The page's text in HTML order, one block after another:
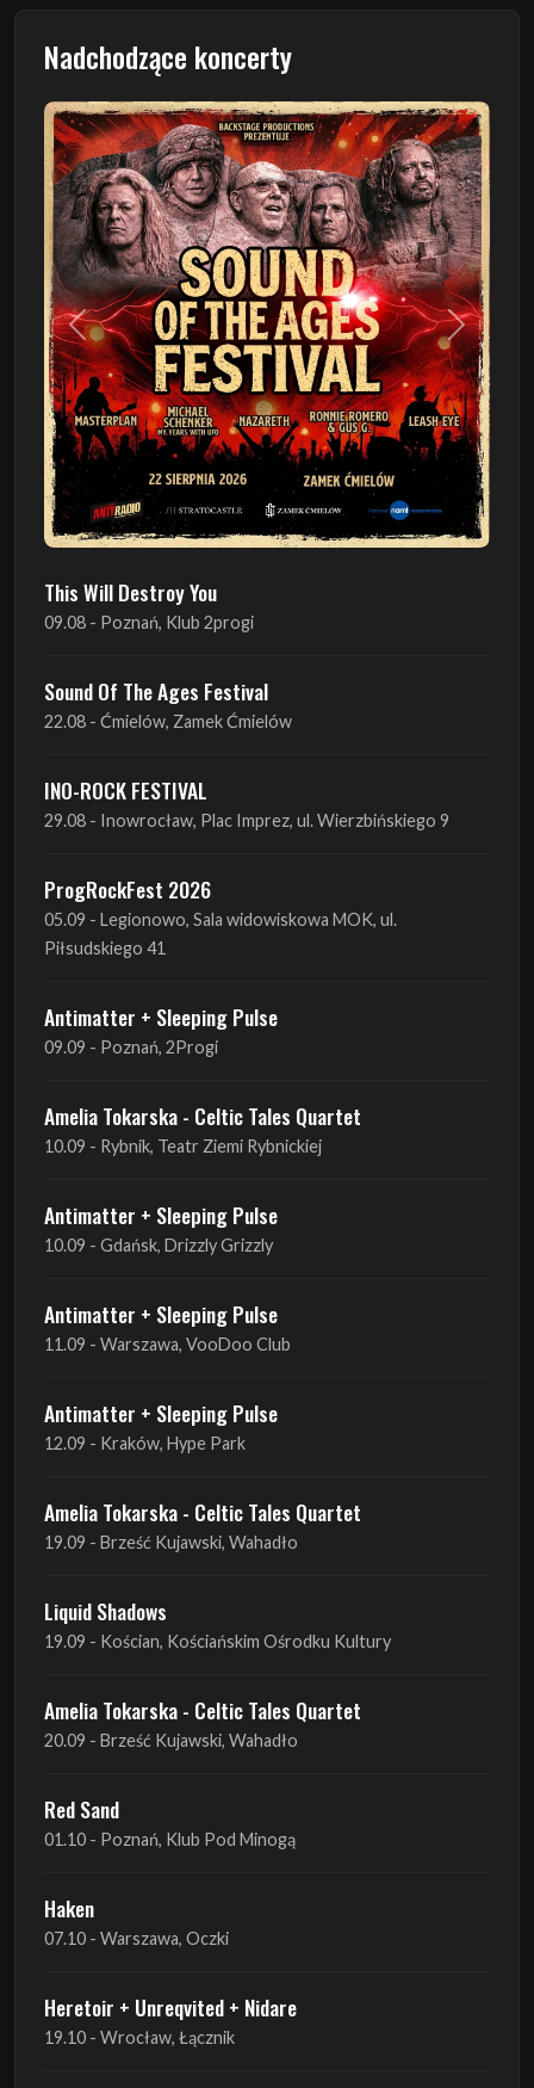
Nadchodzące koncerty
Poprzedni Następny
This Will Destroy You
09.08 - Poznań, Klub 2progi
Sound Of The Ages Festival
22.08 - Ćmielów, Zamek Ćmielów
INO-ROCK FESTIVAL
29.08 - Inowrocław, Plac Imprez, ul. Wierzbińskiego 9
ProgRockFest 2026
05.09 - Legionowo, Sala widowiskowa MOK, ul.
Piłsudskiego 41
Antimatter + Sleeping Pulse
09.09 - Poznań, 2Progi
Amelia Tokarska - Celtic Tales Quartet
10.09 - Rybnik, Teatr Ziemi Rybnickiej
Antimatter + Sleeping Pulse
10.09 - Gdańsk, Drizzly Grizzly
Antimatter + Sleeping Pulse
11.09 - Warszawa, VooDoo Club
Antimatter + Sleeping Pulse
12.09 - Kraków, Hype Park
Amelia Tokarska - Celtic Tales Quartet
19.09 - Brześć Kujawski, Wahadło
Liquid Shadows
19.09 - Kościan, Kościańskim Ośrodku Kultury
Amelia Tokarska - Celtic Tales Quartet
20.09 - Brześć Kujawski, Wahadło
Red Sand
01.10 - Poznań, Klub Pod Minogą
Haken
07.10 - Warszawa, Oczki
Heretoir + Unreqvited + Nidare
19.10 - Wrocław, Łącznik